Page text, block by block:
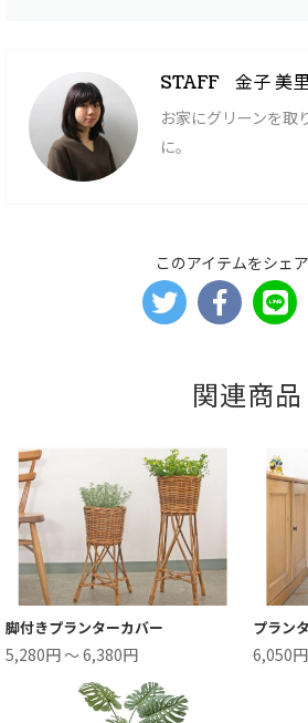
STAFF 金子 美里
お家にグリーンを取
に。
このアイテムをシェ
関連商品
脚付きプランターカバー
5,280円 ～ 6,380円
プラン
6,050